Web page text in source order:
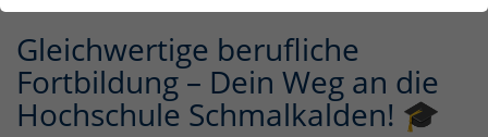
Gleichwertige berufliche
Fortbildung – Dein Weg an die
Hochschule Schmalkalden! 🎓